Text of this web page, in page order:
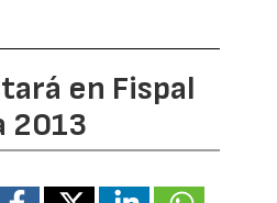
en Fispal
2013